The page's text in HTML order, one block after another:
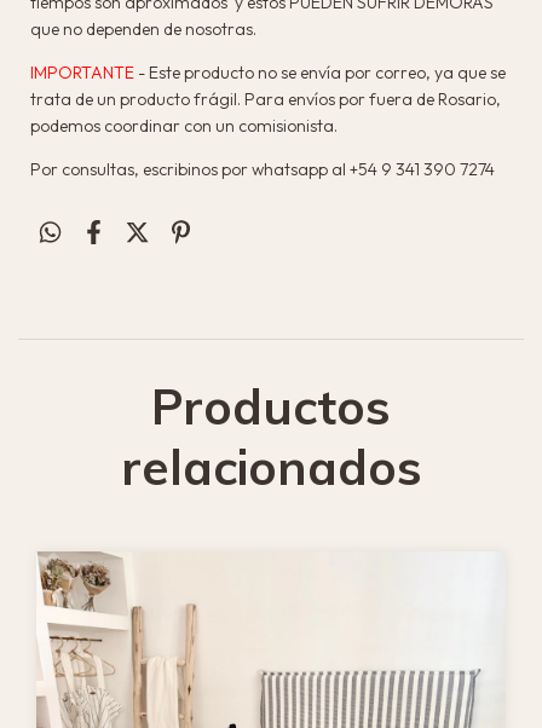
que no dependen de nosotras.
IMPORTANTE - Este producto no se envía por correo, ya que se
trata de un producto frágil. Para envíos por fuera de Rosario,
podemos coordinar con un comisionista.
Por consultas, escribinos por whatsapp al +54 9 341 390 7274
Productos
relacionados